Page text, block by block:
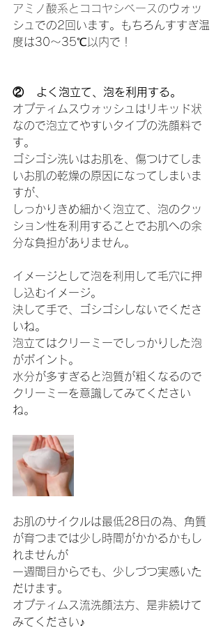
アミノ酸系とココヤシベースのウォッ
シュでの2回います。もちろんすすぎ温
度は30～35℃以内で！
②   よく泡立て、泡を利用する。
オプティムスウォッシュはリキッド状
なので泡立てやすいタイプの洗顔料で
す。
ゴシゴシ洗いはお肌を、傷つけてしま
いお肌の乾燥の原因になってしまいま
すが、
しっかりきめ細かく泡立て、泡のクッ
ション性を利用することでお肌への余
分な負担がありません。
イメージとして泡を利用して毛穴に押
し込むイメージ。
決して手で、ゴシゴシしないでくださ
いね。
泡立てはクリーミーでしっかりした泡
がポイント。
水分が多すぎると泡質が粗くなるので
クリーミーを意識してみてください
ね。
お肌のサイクルは最低28日の為、角質
が育つまでは少し時間がかかるかもし
れませんが
一週間目からでも、少しづつ実感いた
だけます。
オプティムス流洗顔法方、是非続けて
みてください♪